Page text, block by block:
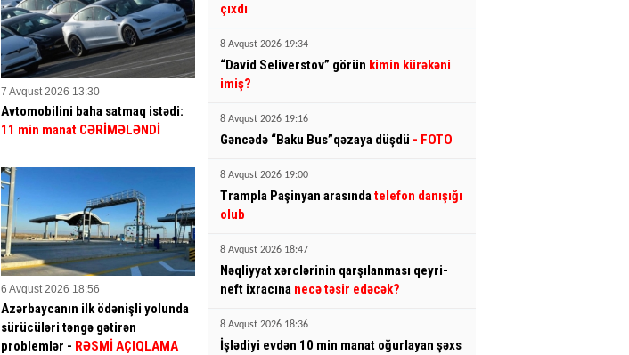
7 Avqust 2026 13:30
Avtomobilini baha satmaq istədi:
11 min manat CƏRİMƏLƏNDİ
6 Avqust 2026 18:56
Azərbaycanın ilk ödənişli yolunda
sürücüləri təngə gətirən
problemlər - RƏSMİ AÇIQLAMA
çıxdı
8 Avqust 2026 19:34
“David Seliverstov” görün kimin kürəkəni
imiş?
8 Avqust 2026 19:16
Gəncədə “Baku Bus”qəzaya düşdü - FOTO
8 Avqust 2026 19:00
Trampla Paşinyan arasındatelefon danışığı
olub
8 Avqust 2026 18:47
Nəqliyyat xərclərinin qarşılanması qeyri-
neft ixracına necə təsir edəcək?
8 Avqust 2026 18:36
İşlədiyi evdən 10 min manat oğurlayan şəxs